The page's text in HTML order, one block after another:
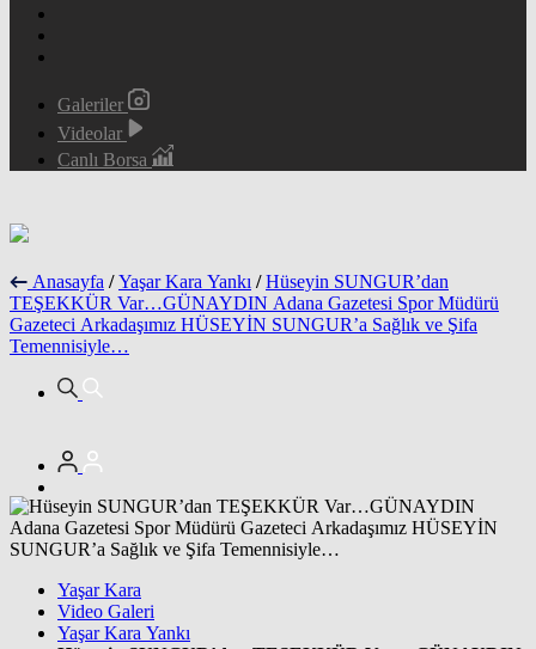
Galeriler
Videolar
Canlı Borsa
Anasayfa / Yaşar Kara Yankı / Hüseyin SUNGUR’dan
TEŞEKKÜR Var…GÜNAYDIN Adana Gazetesi Spor Müdürü
Gazeteci Arkadaşımız HÜSEYİN SUNGUR’a Sağlık ve Şifa
Temennisiyle…
Yaşar Kara
Video Galeri
Yaşar Kara Yankı